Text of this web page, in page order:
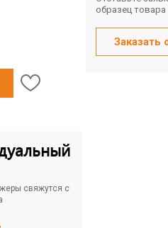
свяжутся с
образец товара
Заказать